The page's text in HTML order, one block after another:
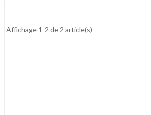
Affichage 1-2 de 2 article(s)